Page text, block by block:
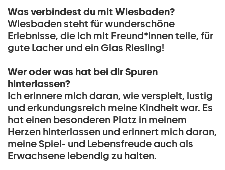
Was verbindest du mit Wiesbaden?
Wiesbaden steht für wunderschöne
Erlebnisse, die ich mit Freund*innen teile, für
gute Lacher und ein Glas Riesling!
Wer oder was hat bei dir Spuren
hinterlassen?
Ich erinnere mich daran, wie verspielt, lustig
und erkundungsreich meine Kindheit war. Es
hat einen besonderen Platz in meinem
Herzen hinterlassen und erinnert mich daran,
meine Spiel- und Lebensfreude auch als
Erwachsene lebendig zu halten.